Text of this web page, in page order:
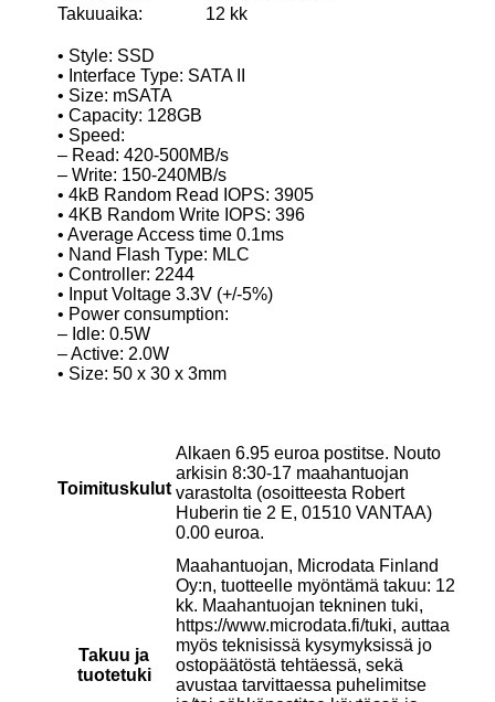
Takuuaika:
12 kk
• Style: SSD
• Interface Type: SATA II
• Size: mSATA
• Capacity: 128GB
• Speed:
– Read: 420-500MB/s
– Write: 150-240MB/s
• 4kB Random Read IOPS: 3905
• 4KB Random Write IOPS: 396
• Average Access time 0.1ms
• Nand Flash Type: MLC
• Controller: 2244
• Input Voltage 3.3V (+/-5%)
• Power consumption:
– Idle: 0.5W
– Active: 2.0W
• Size: 50 x 30 x 3mm
Toimituskulut
Alkaen 6.95 euroa postitse. Nouto
arkisin 8:30-17 maahantuojan
varastolta (osoitteesta Robert
Huberin tie 2 E, 01510 VANTAA)
0.00 euroa.
Takuu ja
tuotetuki
Maahantuojan, Microdata Finland
Oy:n, tuotteelle myöntämä takuu: 12
kk. Maahantuojan tekninen tuki,
https://www.microdata.fi/tuki, auttaa
myös teknisissä kysymyksissä jo
ostopäätöstä tehtäessä, sekä
avustaa tarvittaessa puhelimitse